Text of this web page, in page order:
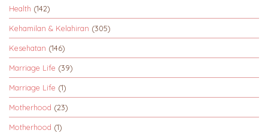
Health (142)
Kehamilan & Kelahiran (305)
Kesehatan (146)
Marriage Life (39)
Marriage Life (1)
Motherhood (23)
Motherhood (1)